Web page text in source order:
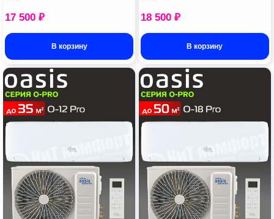
17 500 ₽
В корзину
18 500 ₽
В корзину